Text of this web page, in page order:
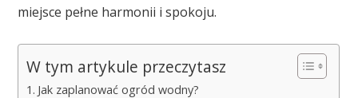
miejsce pełne harmonii i spokoju.
W tym artykule przeczytasz
Jak zaplanować ogród wodny?